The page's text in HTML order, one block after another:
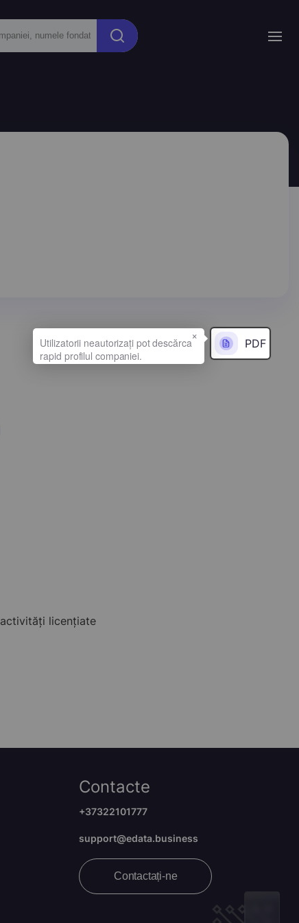
PDF
activități licențiate
Contacte
+37322101777
support@edata.business
Contactați-ne
×